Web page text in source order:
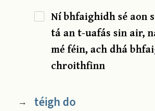
Ní bhfaighidh sé aon
tá an t-uafás sin air,
mé féin, ach dhá
chroithfinn
→ téigh do